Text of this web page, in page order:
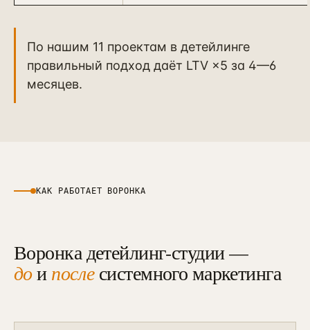
По нашим 11 проектам в детейлинге
правильный подход даёт LTV ×5 за 4—6
месяцев.
КАК РАБОТАЕТ ВОРОНКА
Воронка детейлинг-студии —
доипослесистемного маркетинга